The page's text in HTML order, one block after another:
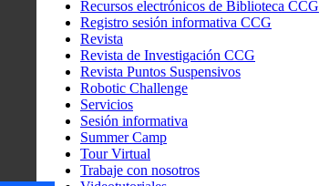
Recursos electrónicos de Biblioteca CCG
Registro sesión informativa CCG
Revista
Revista de Investigación CCG
Revista Puntos Suspensivos
Robotic Challenge
Servicios
Sesión informativa
Summer Camp
Tour Virtual
Trabaje con nosotros